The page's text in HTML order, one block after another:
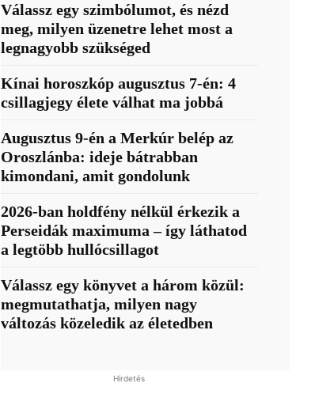
Válassz egy szimbólumot, és nézd
meg, milyen üzenetre lehet most a
legnagyobb szükséged
Kínai horoszkóp augusztus 7-én: 4
csillagjegy élete válhat ma jobbá
Augusztus 9-én a Merkúr belép az
Oroszlánba: ideje bátrabban
kimondani, amit gondolunk
2026-ban holdfény nélkül érkezik a
Perseidák maximuma – így láthatod
a legtöbb hullócsillagot
Válassz egy könyvet a három közül:
megmutathatja, milyen nagy
változás közeledik az életedben
Hirdetés